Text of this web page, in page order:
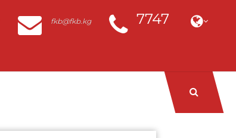
fkb@fkb.kg 7747